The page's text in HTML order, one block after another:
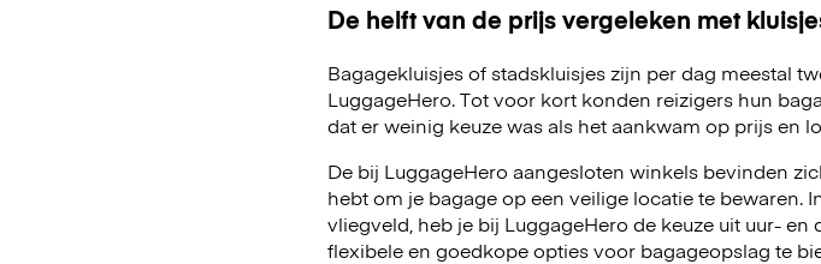
De helft van de prijs vergeleken met
Bagagekluisjes of stadskluisjes zijn per dag meestal
LuggageHero. Tot voor kort konden reizigers hun
dat er weinig keuze was als het aankwam op prijs en
De bij LuggageHero aangesloten winkels bevinden
hebt om je bagage op een veilige locatie te bewaren.
vliegveld, heb je bij LuggageHero de keuze uit uur-
flexibele en goedkope opties voor bagageopslag te